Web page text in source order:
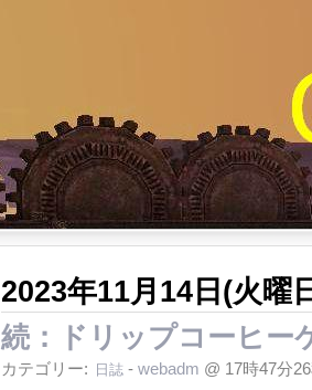
2023年11月14日(火曜
続：ドリップコーヒー
カテゴリー: 日誌 - webadm @ 17時47分